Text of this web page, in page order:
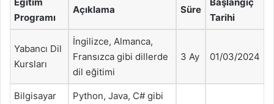
Programı
Açıklama Süre
Tarihi
Yabancı Dil
Kursları
İngilizce, Almanca,
Fransızca gibi dillerde
dil eğitimi
3 Ay 01/03/2024
Bilgisayar
Python, Java, C# gibi